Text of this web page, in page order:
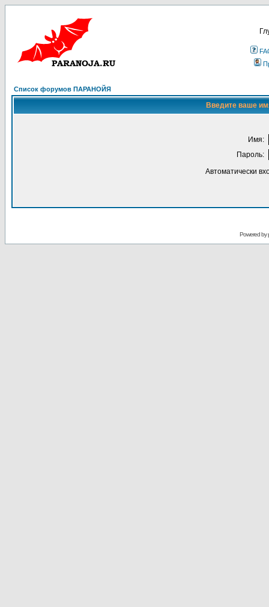
Список форумов ПАРАНОЙЯ
Введите ваше
Имя:
Пароль:
Автоматически
Powered by